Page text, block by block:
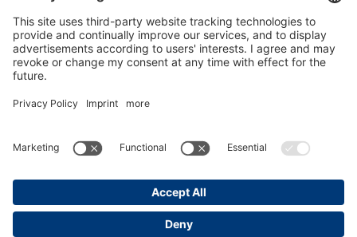
其它
联系方式
PartnerPortal
版本说明